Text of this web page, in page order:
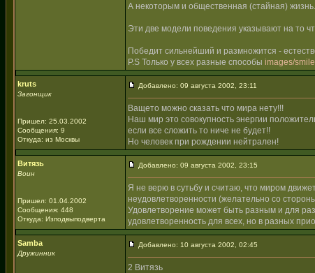
А некоторым и общественная (стайная) жизнь.
Эти две модели поведения указывают на то
Победит сильнейший и размножится -
P.S Только у всех разные способы images/
kruts
Загонщик
Пришел: 25.03.2002
Сообщения: 9
Откуда: из Москвы
Добавлено: 09 августа 2002, 23:11
Ващето можно сказать что мира нету!!!
Наш мир это совокупность энергии
если все сложить то ниче не будет!!
Но человек при рождении нейтрален!
Витязь
Воин
Пришел: 01.04.2002
Сообщения: 448
Откуда: Изподвыподверта
Добавлено: 09 августа 2002, 23:15
Я не верю в сутьбу и считаю, что миром
неудовлетворенности (желательно со
Удовлетворение может быть разным и для
удовлетворенность для всех, но в разных
Samba
Дружинник
Добавлено: 10 августа 2002, 02:45
2 Витязь